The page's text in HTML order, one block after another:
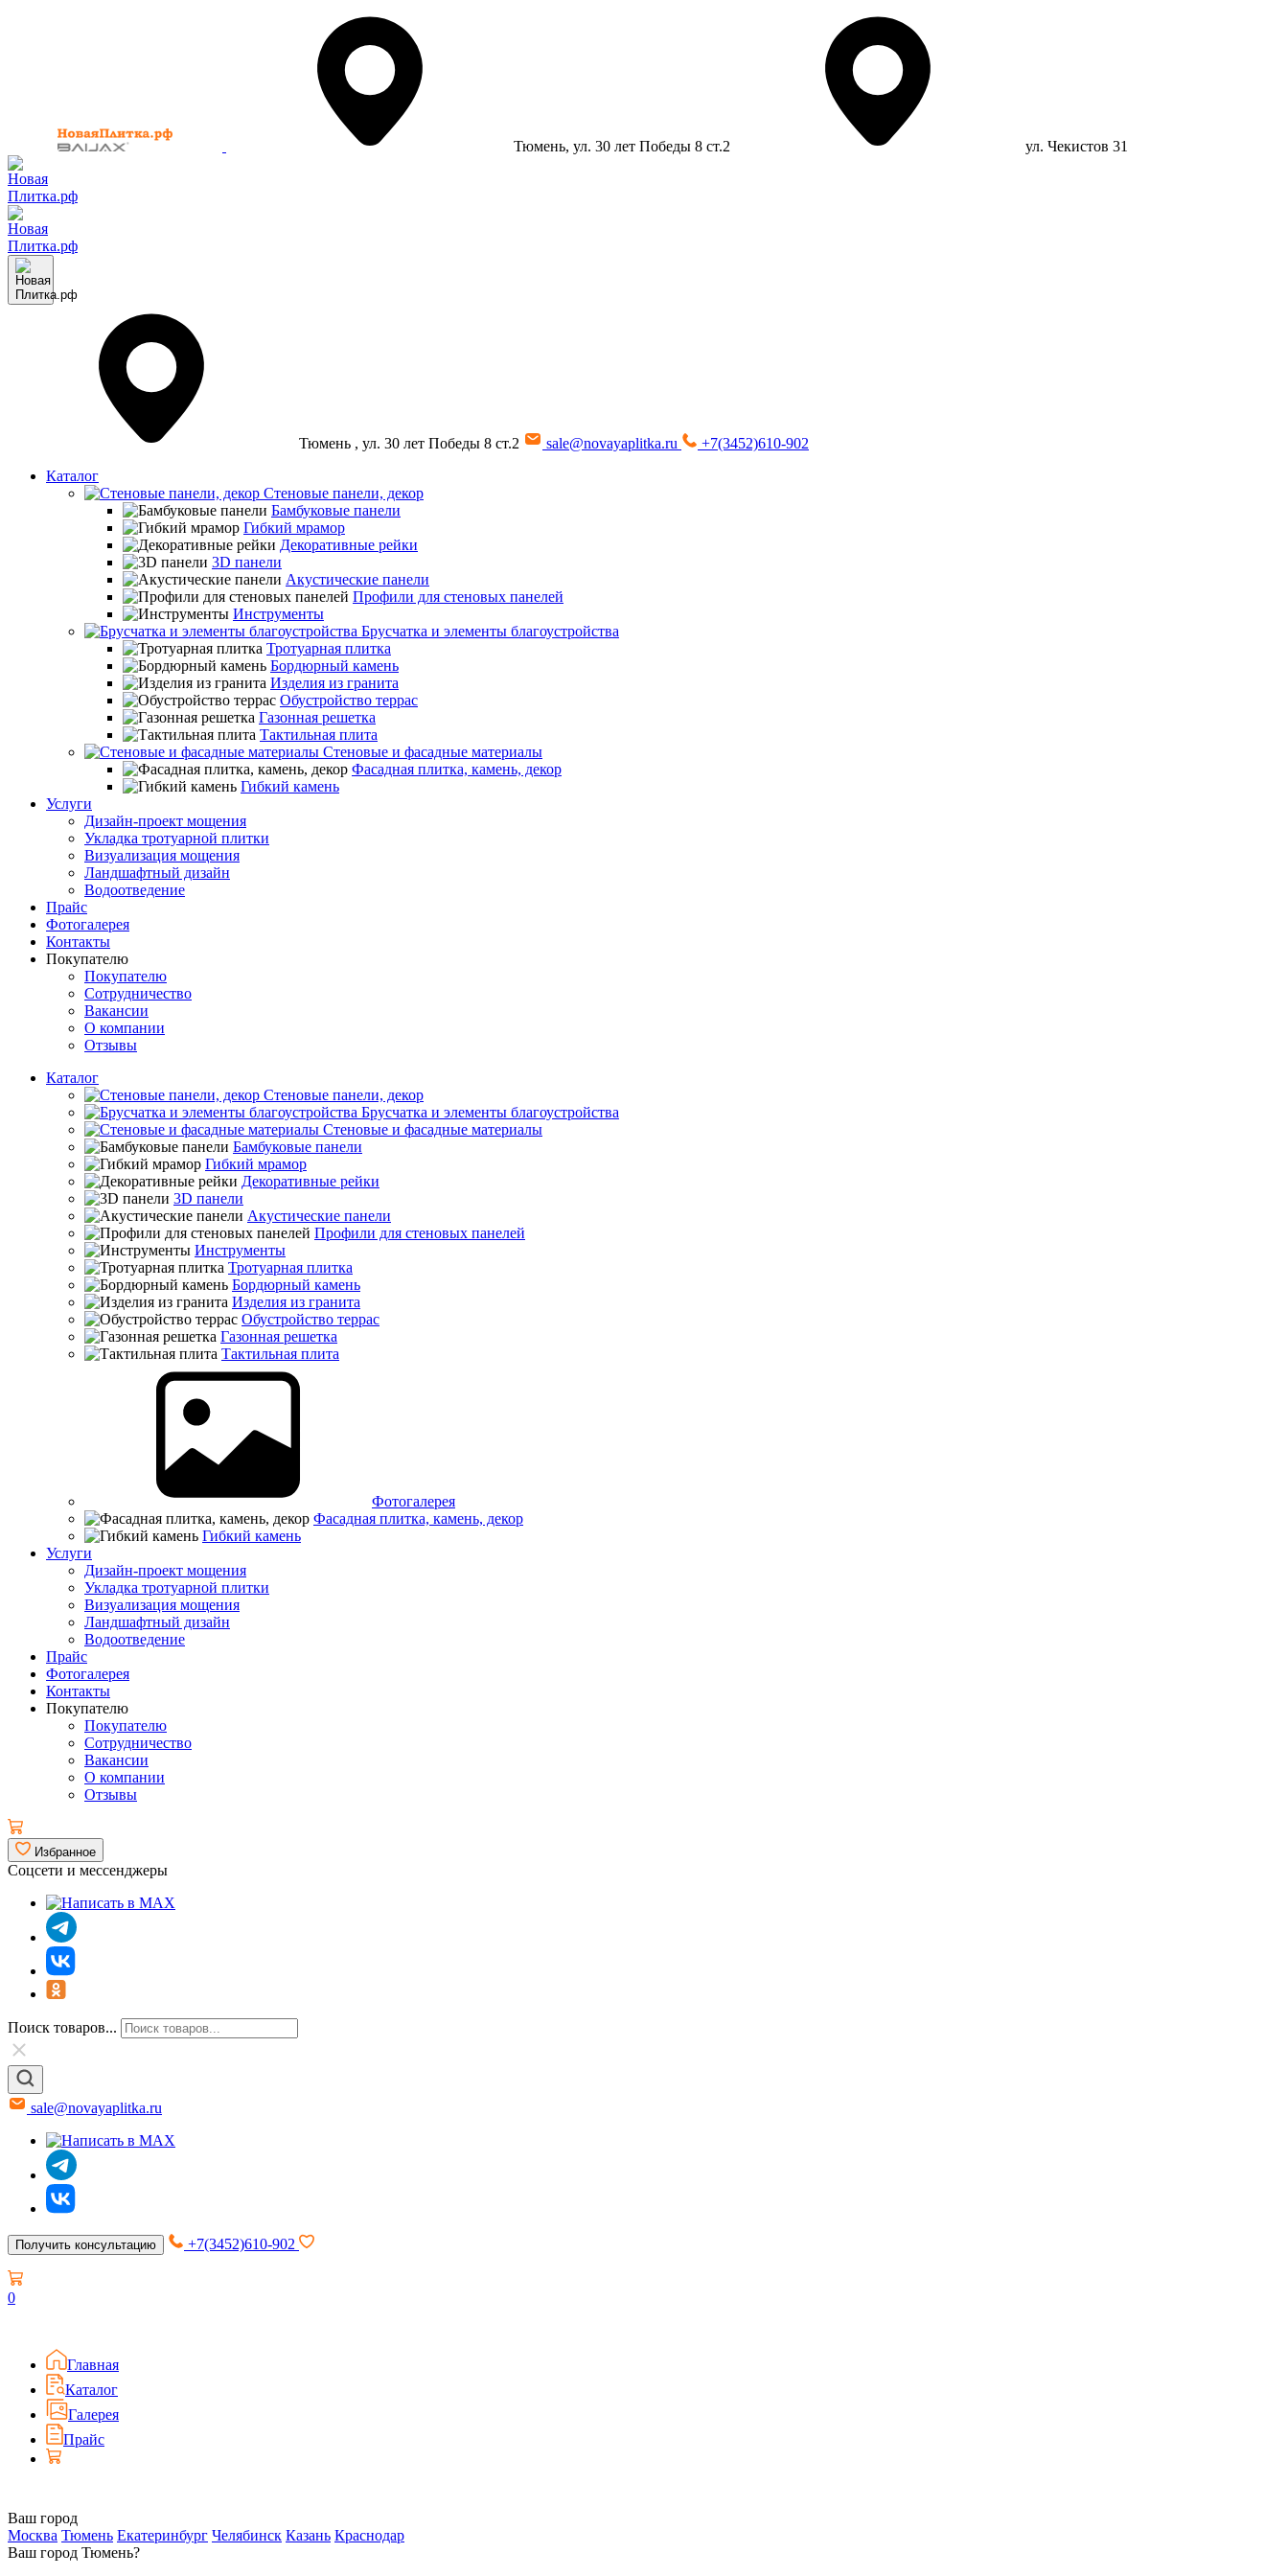
Тюмень, ул. 30 лет Победы 8 ст.2 ул. Чекистов 31
Тюмень , ул. 30 лет Победы 8 ст.2 sale@novayaplitka.ru
+7(3452)610-902
Каталог
Стеновые панели, декор
Бамбуковые панели
Гибкий мрамор
Декоративные рейки
3D панели
Акустические панели
Профили для стеновых панелей
Инструменты
Брусчатка и элементы благоустройства
Тротуарная плитка
Бордюрный камень
Изделия из гранита
Обустройство террас
Газонная решетка
Тактильная плита
Стеновые и фасадные материалы
Фасадная плитка, камень, декор
Гибкий камень
Услуги
Дизайн-проект мощения
Укладка тротуарной плитки
Визуализация мощения
Ландшафтный дизайн
Водоотведение
Прайс
Фотогалерея
Контакты
Покупателю
Покупателю
Сотрудничество
Вакансии
О компании
Отзывы
Каталог
Стеновые панели, декор
Брусчатка и элементы благоустройства
Стеновые и фасадные материалы
Бамбуковые панели
Гибкий мрамор
Декоративные рейки
3D панели
Акустические панели
Профили для стеновых панелей
Инструменты
Тротуарная плитка
Бордюрный камень
Изделия из гранита
Обустройство террас
Газонная решетка
Тактильная плита
Фотогалерея
Фасадная плитка, камень, декор
Гибкий камень
Услуги
Дизайн-проект мощения
Укладка тротуарной плитки
Визуализация мощения
Ландшафтный дизайн
Водоотведение
Прайс
Фотогалерея
Контакты
Покупателю
Покупателю
Сотрудничество
Вакансии
О компании
Отзывы
Избранное
Соцсети и мессенджеры
Поиск товаров...
sale@novayaplitka.ru
Получить консультацию +7(3452)610-902
0
Главная
Каталог
Галерея
Прайс
Ваш город
Москва Тюмень Екатеринбург Челябинск Казань Краснодар
Ваш город Тюмень?